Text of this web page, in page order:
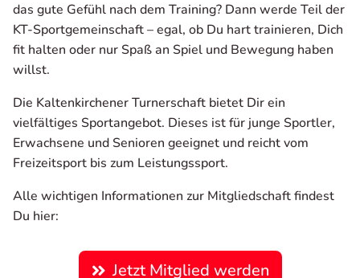
das gute Gefühl nach dem Training? Dann werde Teil der
KT-Sportgemeinschaft – egal, ob Du hart trainieren, Dich
fit halten oder nur Spaß an Spiel und Bewegung haben
willst.
Die Kaltenkirchener Turnerschaft bietet Dir ein
vielfältiges Sportangebot. Dieses ist für junge Sportler,
Erwachsene und Senioren geeignet und reicht vom
Freizeitsport bis zum Leistungssport.
Alle wichtigen Informationen zur Mitgliedschaft findest
Du hier:
Jetzt Mitglied werden